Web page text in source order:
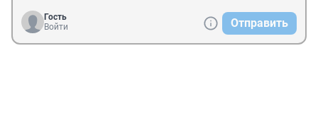
Гость
Войти
Отправить